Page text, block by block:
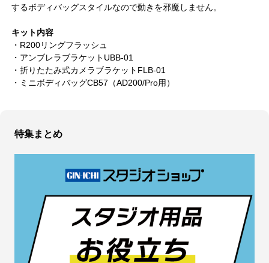
するボディバッグスタイルなので動きを邪魔しません。
キット内容
・R200リングフラッシュ
・アンブレラブラケットUBB-01
・折りたたみ式カメラブラケットFLB-01
・ミニボディバッグCB57（AD200/Pro用）
特集まとめ